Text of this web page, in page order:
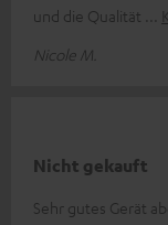
und die Qualität
Nicole M.
Nicht gekauft
Sehr gutes Gerät